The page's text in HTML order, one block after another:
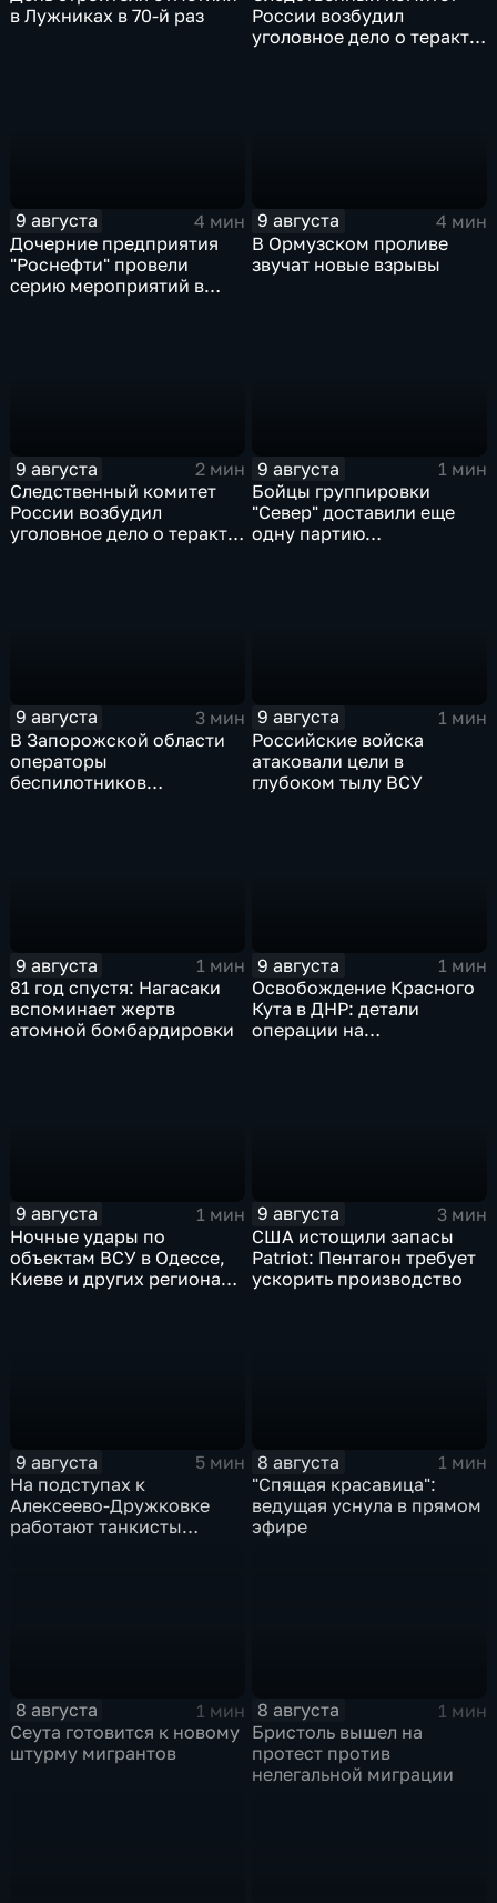
в Лужниках в 70-й раз
России возбудил
уголовное дело о теракте
9 августа
4 мин
Дочерние предприятия
"Роснефти" провели
серию мероприятий в
9 августа
4 мин
В Ормузском проливе
звучат новые взрывы
9 августа
2 мин
Следственный комитет
России возбудил
уголовное дело о теракте
9 августа
1 мин
Бойцы группировки
"Север" доставили еще
одну партию
9 августа
3 мин
В Запорожской области
операторы
беспилотников
9 августа
1 мин
Российские войска
атаковали цели в
глубоком тылу ВСУ
9 августа
1 мин
81 год спустя: Нагасаки
вспоминает жертв
атомной бомбардировки
9 августа
1 мин
Освобождение Красного
Кута в ДНР: детали
операции на
9 августа
1 мин
Ночные удары по
объектам ВСУ в Одессе,
Киеве и других регионах
9 августа
3 мин
США истощили запасы
Patriot: Пентагон требует
ускорить производство
9 августа
5 мин
На подступах к
Алексеево-Дружковке
работают танкисты
8 августа
1 мин
"Спящая красавица":
ведущая уснула в прямом
эфире
8 августа
1 мин
Сеута готовится к новому
штурму мигрантов
8 августа
1 мин
Бристоль вышел на
протест против
нелегальной миграции